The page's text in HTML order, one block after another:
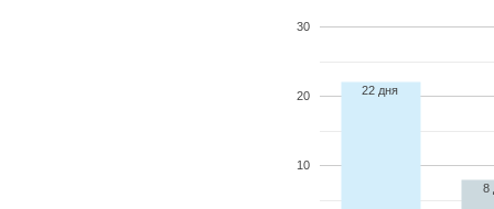
10
20
30
22 дня
8